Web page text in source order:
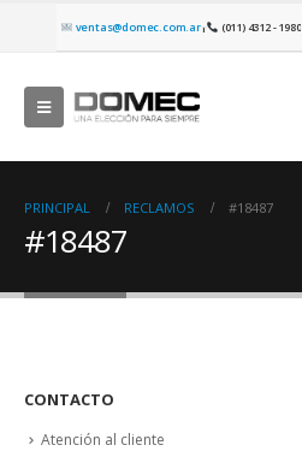
ventas@domec.com.ar| (011) 4312 - 1980
PRINCIPAL RECLAMOS #18487
#18487
CONTACTO
Atención al cliente